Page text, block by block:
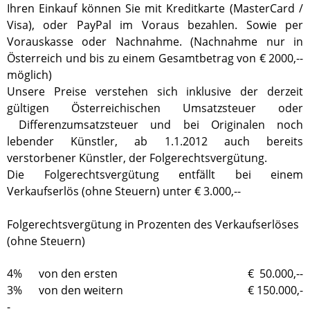
Ihren Einkauf können Sie mit Kreditkarte (MasterCard /
Visa), oder PayPal im Voraus bezahlen. Sowie per
Vorauskasse oder Nachnahme. (Nachnahme nur in
Österreich und bis zu einem Gesamtbetrag von € 2000,--
möglich)
Unsere Preise verstehen sich inklusive der derzeit
gültigen Österreichischen Umsatzsteuer oder
Differenzumsatzsteuer und bei Originalen noch
lebender Künstler, ab 1.1.2012 auch bereits
verstorbener Künstler, der Folgerechtsvergütung.
Die Folgerechtsvergütung entfällt bei einem
Verkaufserlös (ohne Steuern) unter € 3.000,--
Folgerechtsvergütung in Prozenten des Verkaufserlöses
(ohne Steuern)
4% von den ersten € 50.000,--
3% von den weitern € 150.000,-
-